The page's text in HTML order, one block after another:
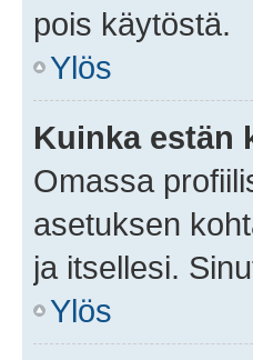
pois käytöstä.
Ylös
Kuinka estän
Omassa
asetuksen
ja itsellesi.
Ylös